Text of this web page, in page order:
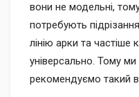
вони не модельні,
потребують
лінію арки та частіше
універсально. Тому
рекомендуємо такий